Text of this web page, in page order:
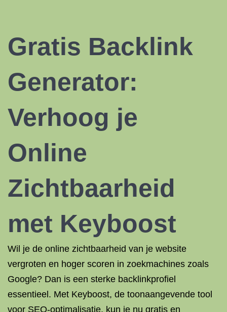
Gratis Backlink
Generator:
Verhoog je
Online
Zichtbaarheid
met Keyboost
Wil je de online zichtbaarheid van je website
vergroten en hoger scoren in zoekmachines zoals
Google? Dan is een sterke backlinkprofiel
essentieel. Met Keyboost, de toonaangevende tool
voor SEO-optimalisatie, kun je nu gratis en